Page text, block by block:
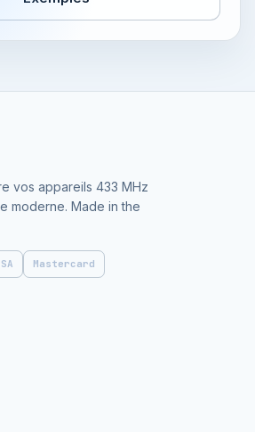
vos appareils 433 MHz
moderne. Made in the
Mastercard